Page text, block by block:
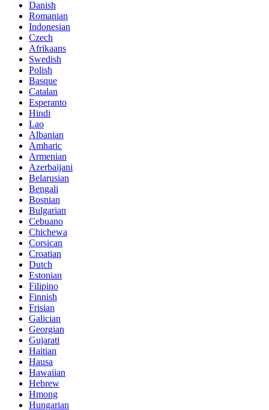
Danish
Romanian
Indonesian
Czech
Afrikaans
Swedish
Polish
Basque
Catalan
Esperanto
Hindi
Lao
Albanian
Amharic
Armenian
Azerbaijani
Belarusian
Bengali
Bosnian
Bulgarian
Cebuano
Chichewa
Corsican
Croatian
Dutch
Estonian
Filipino
Finnish
Frisian
Galician
Georgian
Gujarati
Haitian
Hausa
Hawaiian
Hebrew
Hmong
Hungarian